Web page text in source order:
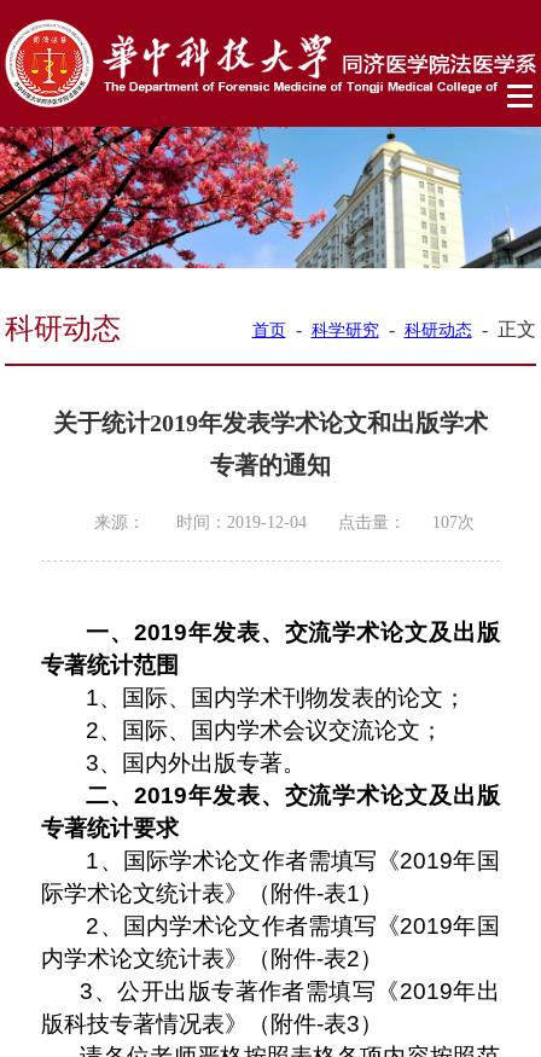
科研动态 首页 - 科学研究 - 科研动态 - 正文
关于统计2019年发表学术论文和出版学术
专著的通知
来源： 时间：2019-12-04 点击量： 107次
一、2019年发表、交流学术论文及出版
专著统计范围
1、国际、国内学术刊物发表的论文；
2、国际、国内学术会议交流论文；
3、国内外出版专著。
二、2019年发表、交流学术论文及出版
专著统计要求
1、国际学术论文作者需填写《2019年国
际学术论文统计表》（附件-表1）
2、国内学术论文作者需填写《2019年国
内学术论文统计表》（附件-表2）
3、公开出版专著作者需填写《2019年出
版科技专著情况表》（附件-表3）